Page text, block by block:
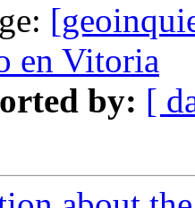
en Vitoria
by: [